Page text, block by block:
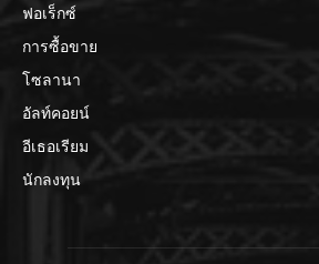
ฟอเร็กซ์
การซื้อขาย
โซลานา
อัลท์คอยน์
อีเธอเรียม
นักลงทุน